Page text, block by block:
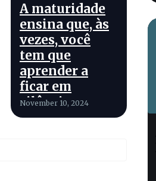
A maturidade
ensina que, às
vezes, você
tem que
aprender a
ficar em
silêncio,
mesmo quando
November 10, 2024